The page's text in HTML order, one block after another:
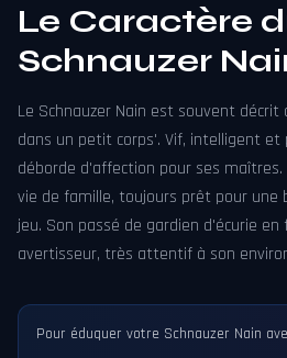
Le Caractère
Schnauzer
Le Schnauzer Nain est souvent
dans un petit corps'. Vif, intelligent et
déborde d'affection pour ses
vie de famille, toujours prêt pour une
jeu. Son passé de gardien d'écurie
avertisseur, très attentif à son
Pour éduquer votre Schnauzer Nain